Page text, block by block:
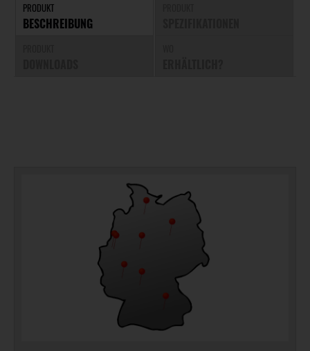
PRODUKT
BESCHREIBUNG